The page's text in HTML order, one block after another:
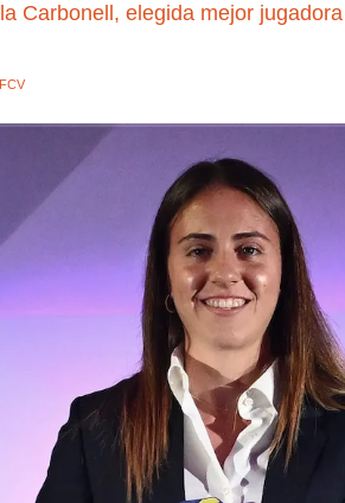
Carbonell, elegida mejor